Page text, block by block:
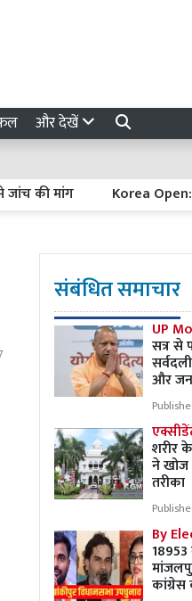
और देखें
मांग Korea Open:
संबंधित समाचार
UP
सत्र से
और
शरीर
ने खोज
तरीका
By
18953